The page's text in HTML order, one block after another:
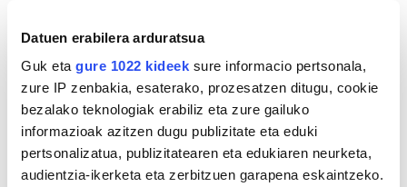
Datuen erabilera arduratsua
Guk eta gure 1022 kideek sure informacio pertsonala,
zure IP zenbakia, esaterako, prozesatzen ditugu, cookie
bezalako teknologiak erabiliz eta zure gailuko
informazioak azitzen dugu publizitate eta eduki
pertsonalizatua, publizitatearen eta edukiaren neurketa,
audientzia-ikerketa eta zerbitzuen garapena eskaintzeko.